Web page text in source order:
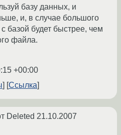
базу данных, и
и, в случае большого
базой будет быстрее, чем
файла.
+00:00
Ссылка
Deleted 21.10.2007